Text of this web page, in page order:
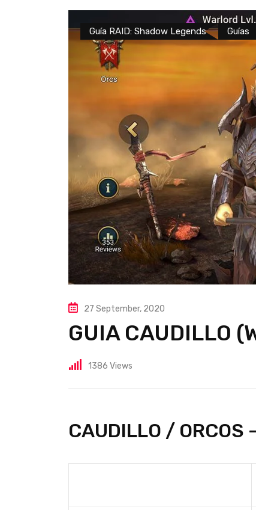
Guía RAID: Shadow Legends Guías
27 September, 2020
GUIA CAUDILLO
1386 Views
CAUDILLO / ORCOS